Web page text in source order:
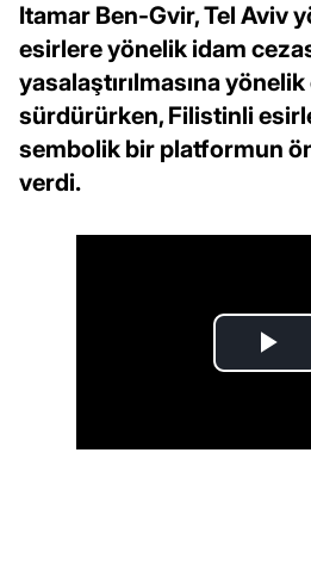
Itamar Ben-Gvir, Tel Aviv
esirlere yönelik idam
yasalaştırılmasına yönelik
sürdürürken, Filistinli
sembolik bir platformun
verdi.